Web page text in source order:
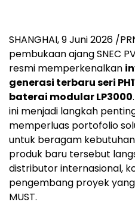
SHANGHAI, 9 Juni 2026 /
pembukaan ajang SNEC
resmi memperkenalkan
generasi terbaru seri
baterai modular LP3000
ini menjadi langkah
memperluas portofolio
untuk beragam
produk baru tersebut
distributor internasional,
pengembang proyek
MUST.